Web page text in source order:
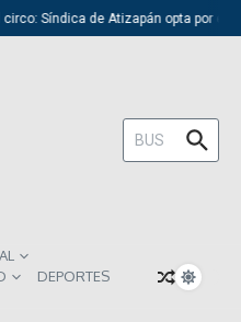
Síndica de Atizapán opta por el
Buscar:
DEPORTES